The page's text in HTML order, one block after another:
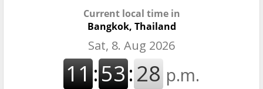
Current local time in
Bangkok, Thailand